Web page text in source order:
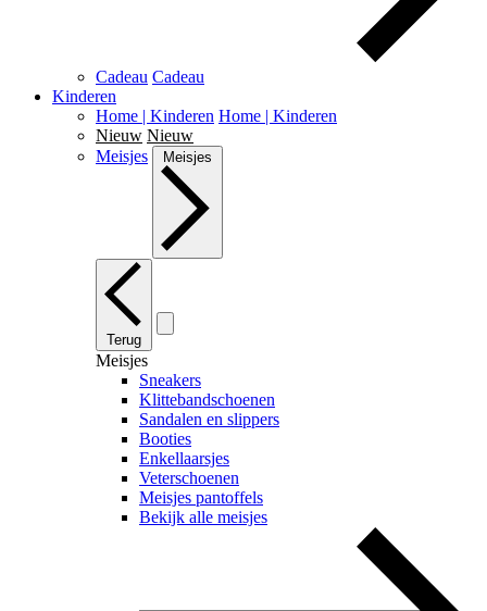
Cadeau Cadeau
Kinderen
Home | Kinderen Home | Kinderen
Nieuw Nieuw
Meisjes
Meisjes
Terug
Meisjes
Sneakers
Klittebandschoenen
Sandalen en slippers
Booties
Enkellaarsjes
Veterschoenen
Meisjes pantoffels
Bekijk alle meisjes